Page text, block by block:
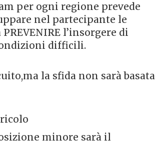
per ogni regione prevede
nel partecipante le
l’insorgere di
difficili.
la sfida non sarà basata
minore sarà il